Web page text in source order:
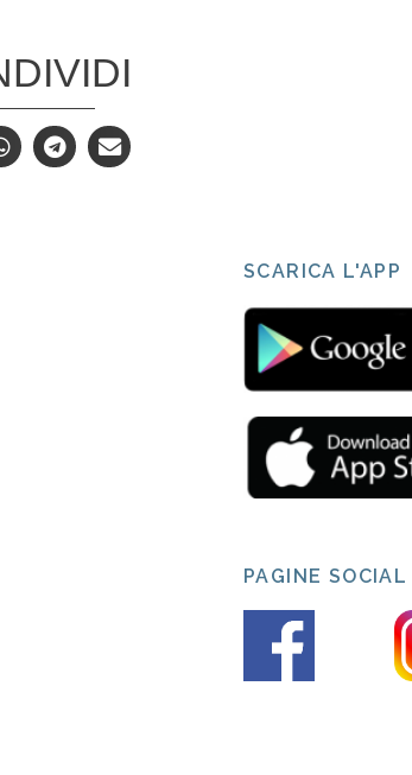
SCARICA L'APP
PAGINE SOCIAL